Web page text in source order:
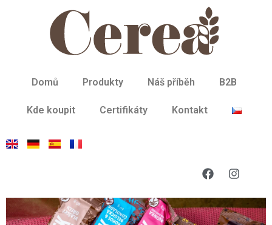
Domů Produkty Náš příběh B2B
Kde koupit Certifikáty Kontakt